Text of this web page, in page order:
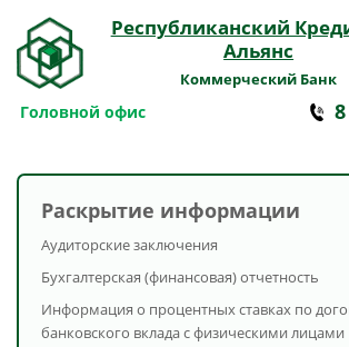
Республиканский
Альянс
Коммерческий Банк
Головной офис
Раскрытие информации
Аудиторские заключения
Бухгалтерская (финансовая) отчетность
Информация о процентных ставках по
банковского вклада с физическими лицами